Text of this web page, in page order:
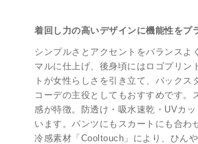
着回し力の高いデザインに機能性をプ
シンプルさとアクセントをバランスよ
マルに仕上げ、後身頃にはロゴプリン
トが女性らしさを引き立て、バック
コーデの主役としてもおすすめです
感が特徴。防透け・吸水速乾・UVカ
います。パンツにもスカートにも合わ
冷感素材「Cooltouch」により、ひん